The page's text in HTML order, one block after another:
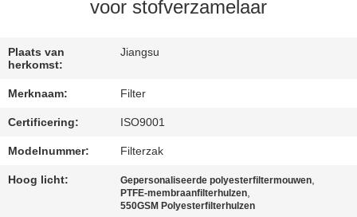
VERZOEK
OM EEN
CITAAT
voor stofverzamelaar
Plaats van
herkomst:
Jiangsu
Merknaam: Filter
Certificering: ISO9001
Modelnummer: Filterzak
Hoog licht: Gepersonaliseerde polyesterfiltermouwen,
PTFE-membraanfilterhulzen,
550GSM Polyesterfilterhulzen